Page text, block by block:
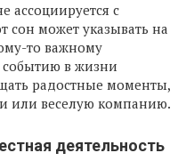
ассоциируется с
сон может указывать на
то важному
событию в жизни
радостные моменты,
или веселую компанию.
деятельность